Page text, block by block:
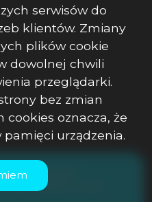
© 2026
Galactica Virgo
serwisów do
klientów. Zmiany
plików cookie
dowolnej chwili
przeglądarki.
bez zmian
cookies oznacza, że
urządzenia.